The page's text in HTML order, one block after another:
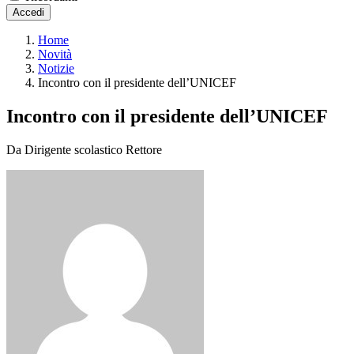
Accedi
Home
Novità
Notizie
Incontro con il presidente dell’UNICEF
Incontro con il presidente dell’UNICEF
Da Dirigente scolastico Rettore